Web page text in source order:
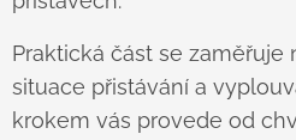
Praktická část se zaměřuje
situace přistávání a
krokem vás provede od